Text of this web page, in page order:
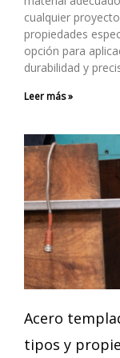
cualquier
propiedades
opción para
durabilidad y
Leer más »
Acero
tipos y